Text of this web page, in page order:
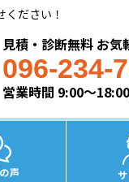
ださい！
見積・診断無料 お気
096-234-
営業時間 9:00～
声